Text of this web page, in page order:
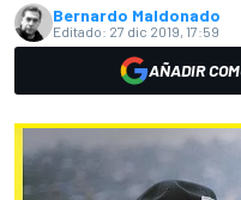
Bernardo Maldonado
Editado: 27 dic 2019, 17:59
AÑADIR